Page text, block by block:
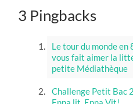
3 Pingbacks
Le tour du monde en
vous fait aimer la
petite Médiathèque
Challenge Petit Bac